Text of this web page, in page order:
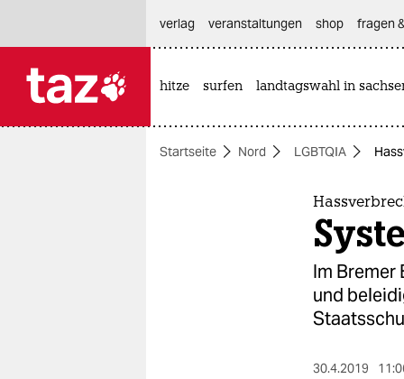
themen
verlag
veranstaltungen shop fragen
hitze surfen landtagswahl in
Startseite Nord LGBTQIA
Im Bremer
und
30.4.2019